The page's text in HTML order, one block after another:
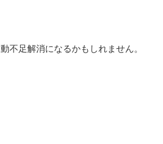
足解消になるかもしれません。